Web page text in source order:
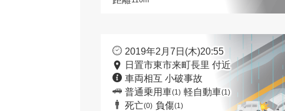
2019年2月7日(木)20:55
日置市東市来町長里 付近
車両相互 小破事故
普通乗用車(1) 軽自動車(1)
死亡(0) 負傷(1)